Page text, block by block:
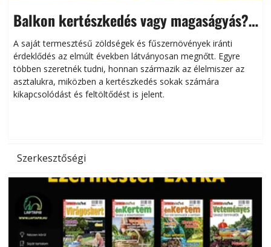
Balkon kertészkedés vagy magaságyás?
Helytakarékos kertészkedés
A saját termesztésű zöldségek és fűszernövények iránti
érdeklődés az elmúlt években látványosan megnőtt. Egyre
többen szeretnék tudni, honnan származik az élelmiszer az
asztalukra, miközben a kertészkedés sokak számára
kikapcsolódást és feltöltődést is jelent.
Szerkesztőségi